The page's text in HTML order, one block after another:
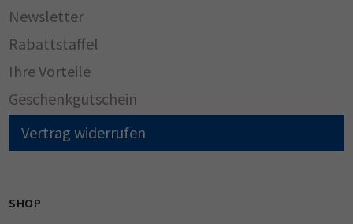
Newsletter
Rabattstaffel
Ihre Vorteile
Geschenkgutschein
Vertrag widerrufen
SHOP